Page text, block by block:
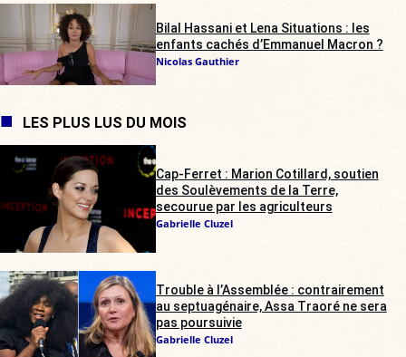
Bilal Hassani et Lena Situations : les
enfants cachés d’Emmanuel Macron ?
Nicolas Gauthier
LES PLUS LUS DU MOIS
Cap-Ferret : Marion Cotillard, soutien
des Soulèvements de la Terre,
secourue par les agriculteurs
Gabrielle Cluzel
Trouble à l’Assemblée : contrairement
au septuagénaire, Assa Traoré ne sera
pas poursuivie
Gabrielle Cluzel